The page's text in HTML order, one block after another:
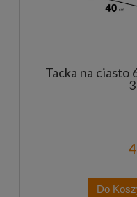
Tacka na ciasto
Do